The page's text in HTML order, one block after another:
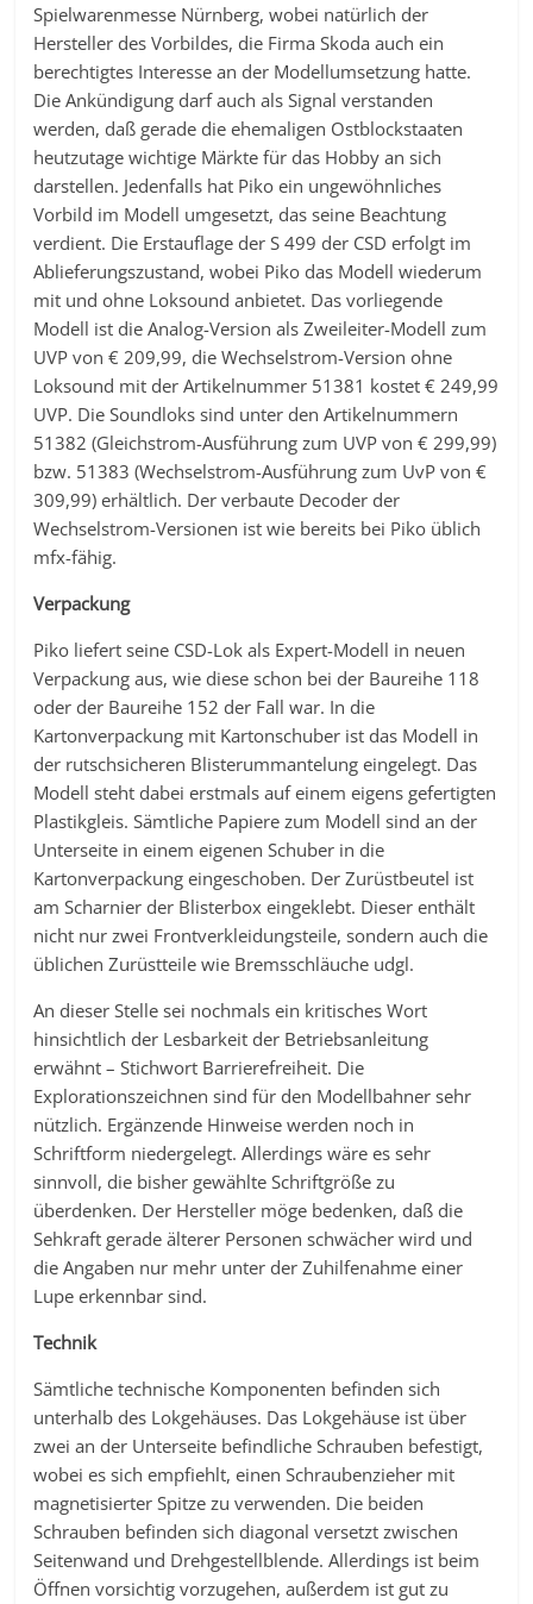
Spielwarenmesse Nürnberg, wobei natürlich der
Hersteller des Vorbildes, die Firma Skoda auch ein
berechtigtes Interesse an der Modellumsetzung hatte.
Die Ankündigung darf auch als Signal verstanden
werden, daß gerade die ehemaligen Ostblockstaaten
heutzutage wichtige Märkte für das Hobby an sich
darstellen. Jedenfalls hat Piko ein ungewöhnliches
Vorbild im Modell umgesetzt, das seine Beachtung
verdient. Die Erstauflage der S 499 der CSD erfolgt im
Ablieferungszustand, wobei Piko das Modell wiederum
mit und ohne Loksound anbietet. Das vorliegende
Modell ist die Analog-Version als Zweileiter-Modell zum
UVP von € 209,99, die Wechselstrom-Version ohne
Loksound mit der Artikelnummer 51381 kostet € 249,99
UVP. Die Soundloks sind unter den Artikelnummern
51382 (Gleichstrom-Ausführung zum UVP von € 299,99)
bzw. 51383 (Wechselstrom-Ausführung zum UvP von €
309,99) erhältlich. Der verbaute Decoder der
Wechselstrom-Versionen ist wie bereits bei Piko üblich
mfx-fähig.
Verpackung
Piko liefert seine CSD-Lok als Expert-Modell in neuen
Verpackung aus, wie diese schon bei der Baureihe 118
oder der Baureihe 152 der Fall war. In die
Kartonverpackung mit Kartonschuber ist das Modell in
der rutschsicheren Blisterummantelung eingelegt. Das
Modell steht dabei erstmals auf einem eigens gefertigten
Plastikgleis. Sämtliche Papiere zum Modell sind an der
Unterseite in einem eigenen Schuber in die
Kartonverpackung eingeschoben. Der Zurüstbeutel ist
am Scharnier der Blisterbox eingeklebt. Dieser enthält
nicht nur zwei Frontverkleidungsteile, sondern auch die
üblichen Zurüstteile wie Bremsschläuche udgl.
An dieser Stelle sei nochmals ein kritisches Wort
hinsichtlich der Lesbarkeit der Betriebsanleitung
erwähnt – Stichwort Barrierefreiheit. Die
Explorationszeichnen sind für den Modellbahner sehr
nützlich. Ergänzende Hinweise werden noch in
Schriftform niedergelegt. Allerdings wäre es sehr
sinnvoll, die bisher gewählte Schriftgröße zu
überdenken. Der Hersteller möge bedenken, daß die
Sehkraft gerade älterer Personen schwächer wird und
die Angaben nur mehr unter der Zuhilfenahme einer
Lupe erkennbar sind.
Technik
Sämtliche technische Komponenten befinden sich
unterhalb des Lokgehäuses. Das Lokgehäuse ist über
zwei an der Unterseite befindliche Schrauben befestigt,
wobei es sich empfiehlt, einen Schraubenzieher mit
magnetisierter Spitze zu verwenden. Die beiden
Schrauben befinden sich diagonal versetzt zwischen
Seitenwand und Drehgestellblende. Allerdings ist beim
Öffnen vorsichtig vorzugehen, außerdem ist gut zu